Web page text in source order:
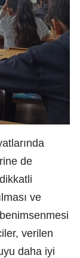
de
ve
verilen
daha iyi